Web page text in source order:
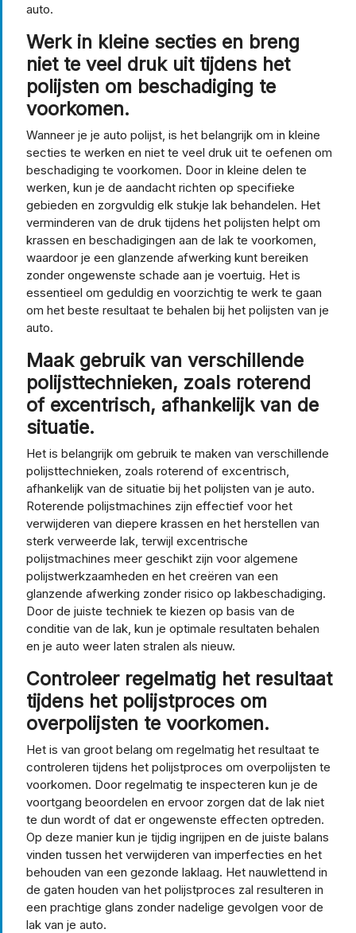
auto.
Werk in kleine secties en breng
niet te veel druk uit tijdens het
polijsten om beschadiging te
voorkomen.
Wanneer je je auto polijst, is het belangrijk om in kleine
secties te werken en niet te veel druk uit te oefenen om
beschadiging te voorkomen. Door in kleine delen te
werken, kun je de aandacht richten op specifieke
gebieden en zorgvuldig elk stukje lak behandelen. Het
verminderen van de druk tijdens het polijsten helpt om
krassen en beschadigingen aan de lak te voorkomen,
waardoor je een glanzende afwerking kunt bereiken
zonder ongewenste schade aan je voertuig. Het is
essentieel om geduldig en voorzichtig te werk te gaan
om het beste resultaat te behalen bij het polijsten van je
auto.
Maak gebruik van verschillende
polijsttechnieken, zoals roterend
of excentrisch, afhankelijk van de
situatie.
Het is belangrijk om gebruik te maken van verschillende
polijsttechnieken, zoals roterend of excentrisch,
afhankelijk van de situatie bij het polijsten van je auto.
Roterende polijstmachines zijn effectief voor het
verwijderen van diepere krassen en het herstellen van
sterk verweerde lak, terwijl excentrische
polijstmachines meer geschikt zijn voor algemene
polijstwerkzaamheden en het creëren van een
glanzende afwerking zonder risico op lakbeschadiging.
Door de juiste techniek te kiezen op basis van de
conditie van de lak, kun je optimale resultaten behalen
en je auto weer laten stralen als nieuw.
Controleer regelmatig het resultaat
tijdens het polijstproces om
overpolijsten te voorkomen.
Het is van groot belang om regelmatig het resultaat te
controleren tijdens het polijstproces om overpolijsten te
voorkomen. Door regelmatig te inspecteren kun je de
voortgang beoordelen en ervoor zorgen dat de lak niet
te dun wordt of dat er ongewenste effecten optreden.
Op deze manier kun je tijdig ingrijpen en de juiste balans
vinden tussen het verwijderen van imperfecties en het
behouden van een gezonde laklaag. Het nauwlettend in
de gaten houden van het polijstproces zal resulteren in
een prachtige glans zonder nadelige gevolgen voor de
lak van je auto.